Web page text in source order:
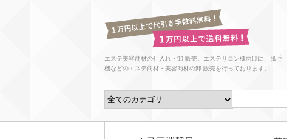
エステ美容商材の仕入れ・卸 販売。エステサロン様向けに、脱毛
機などのエステ商材・美容商材の卸 販売を行っております。